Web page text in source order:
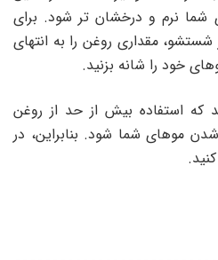
نرم و درخشان تر شود. برای
شستشو، مقداری روغن را به انتهای
خود را شانه بزنید.
که استفاده بیش از حد از روغن
موهای شما شود. بنابراین، در